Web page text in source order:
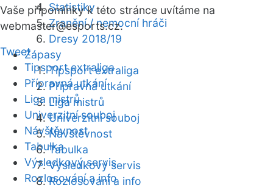
Statistiky
Zranění / nemocní hráči
Dresy 2018/19
Zápasy
Tipsport extraliga
Přípravná utkání
Liga mistrů
Univerzitní souboj
Návštěvnost
Tabulka
Výsledkový servis
Rozlosování a info
Vaše připomínky k této stránce uvítáme na
webmaster@esports.cz.
Tweet
Tipsport extraliga
Přípravná utkání
Liga mistrů
Univerzitní souboj
Návštěvnost
Tabulka
Výsledkový servis
Rozlosování a info